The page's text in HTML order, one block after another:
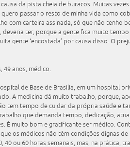
da pista cheia de buracos. Muitas
quero passar o resto de minha vida como
com carteira assinada, só que não tenho
deveria ter, porque a gente fica muito
gente ‘encostada’ por causa disso. O
49 anos, médico.
de Base de Brasília, em um hospital
A medicina dá muito trabalho, porque,
tem tempo de cuidar da própria saúde e
que demanda tempo, dedicação,
É muito bom e gratificante ser médico.
os médicos não têm condições dignas
40 ou 60 horas semanais, mas, na prática,